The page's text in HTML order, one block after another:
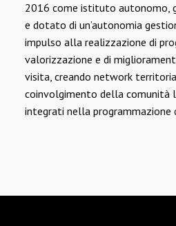
2016 come istituto autonomo,
e dotato di un’autonomia
impulso alla realizzazione di
valorizzazione e di
visita, creando network
coinvolgimento della comunità
integrati nella programmazione